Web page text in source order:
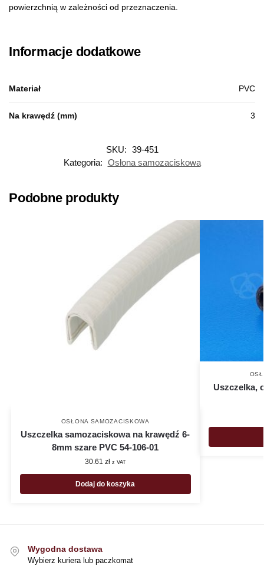
powierzchnią w zależności od przeznaczenia.
Informacje dodatkowe
Materiał PVC
Na krawędź (mm) 3
SKU: 39-451
Kategoria: Osłona samozaciskowa
Podobne produkty
OSŁONA SAMOZACISKOWA
Uszczelka samozaciskowa na krawędź 6-
8mm szare PVC 54-106-01
30.61 zł z VAT
Dodaj do koszyka
Uszczelka,
Wygodna dostawa
Wybierz kuriera lub paczkomat